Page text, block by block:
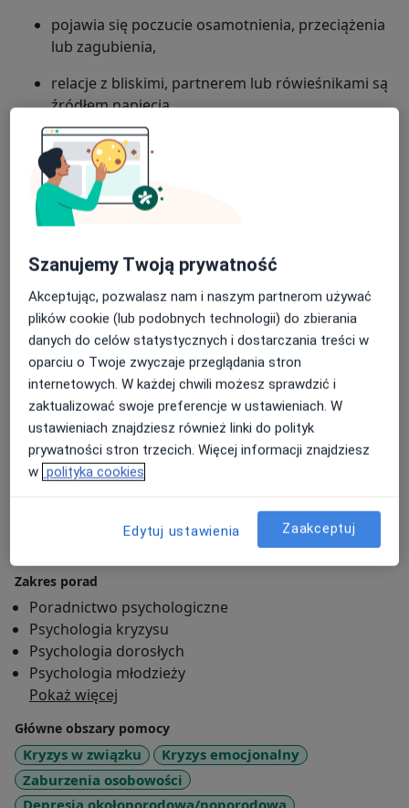
pojawia się poczucie osamotnienia, przeciążenia
lub zagubienia,
relacje z bliskimi, partnerem lub rówieśnikami są
źródłem napięcia,
towarzyszy silny wewnętrzny krytycyzm, wysokie
wymagania wobec siebie i poczucie, że nigdy nie
jest „wystarczająco dobrze”,
trudno odczuć ulgę, spokój lub satysfakcję,
porządku”,
ciało reaguje napięciem, zmęczeniem lub
dyskomfortem, których przyczyny nie zawsze są
jasne,
zdiagnozowano zaburzenia osobowości, nastroju
lub lękowe.
Przed pierwszym spotkaniem nie muszą Państwo
dokładnie wiedzieć, co jest problemem. Pierwsze
konsultacje służą wspólnemu zrozumieniu trudności
ze mną. To także czas, w którym oceniam, czy i jak
mogę być pomocna.
Jestem członkiem Polskiego Towarzystwa
Psychiatrycznego, Polskiego Towarzystwa
Psychologicznego oraz Polskiego Towarzystwa
Psychoterapii Psychoanalitycznej, na rzecz którego
aktywnie działam. Swoją pracę regularnie poddaję
cotygodniowej superwizji.
więcejO mnie
Psychoterapia traumy
Zakres porad
Poradnictwo psychologiczne
Psychologia kryzysu
Psychologia dorosłych
Psychologia młodzieży
Pokaż więcej
Główne obszary pomocy
Kryzys w związku
Kryzys emocjonalny
Zaburzenia osobowości
Szanujemy Twoją prywatność
Akceptując, pozwalasz nam i naszym partnerom używać
plików cookie (lub podobnych technologii) do zbierania
danych do celów statystycznych i dostarczania treści w
oparciu o Twoje zwyczaje przeglądania stron
internetowych. W każdej chwili możesz sprawdzić i
zaktualizować swoje preferencje w ustawieniach. W
ustawieniach znajdziesz również linki do polityk
prywatności stron trzecich. Więcej informacji znajdziesz
w polityka cookies
Edytuj ustawienia Zaakceptuj